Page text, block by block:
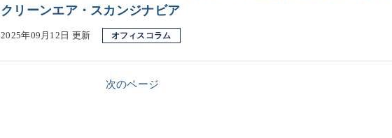
クリーンエア・スカンジナビア
2025年09月12日 更新 オフィスコラム
次のページ